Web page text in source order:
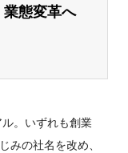
業態変革へ
。いずれも創業
みの社名を改め、